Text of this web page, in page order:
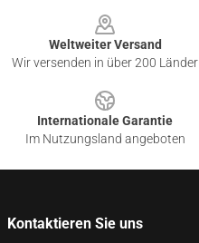
Weltweiter Versand
Wir versenden in über 200 Länder
Internationale Garantie
Im Nutzungsland angeboten
Kontaktieren Sie uns